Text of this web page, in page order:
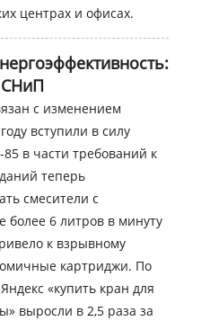
центрах и офисах.
с изменением
вступили в силу
в части требований к
теперь
смесители с
более 6 литров в минуту
к взрывному
картриджи. По
«купить кран для
выросли в 2,5 раза за